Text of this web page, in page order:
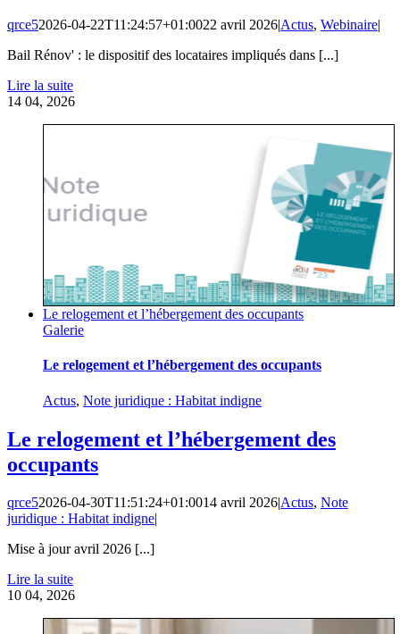
qrce52026-04-22T11:24:57+01:0022 avril 2026|Actus, Webinaire|
Bail Rénov' : le dispositif des locataires impliqués dans [...]
Lire la suite
14 04, 2026
Le relogement et l’hébergement des occupants
Galerie
Le relogement et l’hébergement des occupants
Actus, Note juridique : Habitat indigne
Le relogement et l’hébergement des
occupants
qrce52026-04-30T11:51:24+01:0014 avril 2026|Actus, Note
juridique : Habitat indigne|
Mise à jour avril 2026 [...]
Lire la suite
10 04, 2026